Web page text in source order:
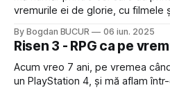
vremurile ei de glorie, cu filmele
să nu îl apreciezi pe Alex
sale și transformat după moarte
By Bogdan BUCUR 06 iun. 2025
Risen 3 - RPG ca pe
Acum vreo 7 ani, pe vremea
un PlayStation 4, și mă aflam